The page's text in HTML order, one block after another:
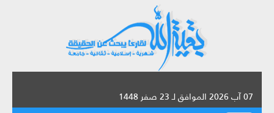
07 آب 2026 الموافق لـ 23 صفر 1448